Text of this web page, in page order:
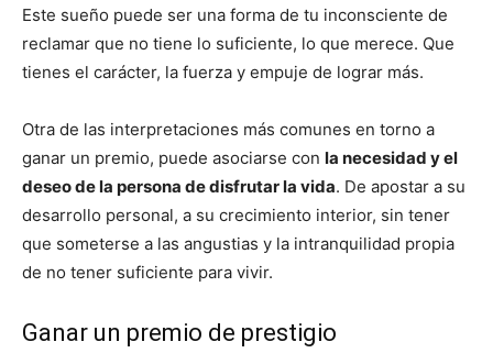
Este sueño puede ser una forma de tu inconsciente de
reclamar que no tiene lo suficiente, lo que merece. Que
tienes el carácter, la fuerza y empuje de lograr más.
Otra de las interpretaciones más comunes en torno a
ganar un premio, puede asociarse con la necesidad y el
deseo de la persona de disfrutar la vida. De apostar a su
desarrollo personal, a su crecimiento interior, sin tener
que someterse a las angustias y la intranquilidad propia
de no tener suficiente para vivir.
Ganar un premio de prestigio